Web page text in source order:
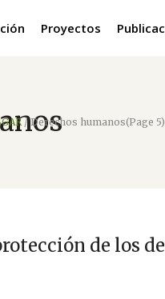
Proyectos
/Derechos humanos(Page 5)
de los